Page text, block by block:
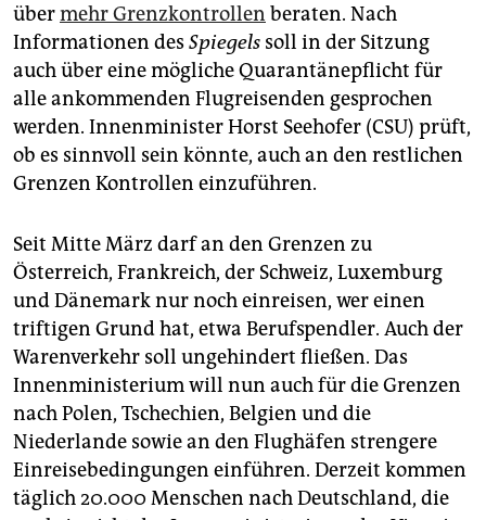
übermehr Grenzkontrollen beraten. Nach
Informationen des Spiegels soll in der Sitzung
auch über eine mögliche Quarantänepflicht für
alle ankommenden Flugreisenden gesprochen
werden. Innenminister Horst Seehofer (CSU) prüft,
ob es sinnvoll sein könnte, auch an den restlichen
Grenzen Kontrollen einzuführen.
Seit Mitte März darf an den Grenzen zu
Österreich, Frankreich, der Schweiz, Luxemburg
und Dänemark nur noch einreisen, wer einen
triftigen Grund hat, etwa Berufspendler. Auch der
Warenverkehr soll ungehindert fließen. Das
Innenministerium will nun auch für die Grenzen
nach Polen, Tschechien, Belgien und die
Niederlande sowie an den Flughäfen strengere
Einreisebedingungen einführen. Derzeit kommen
täglich 20.000 Menschen nach Deutschland, die